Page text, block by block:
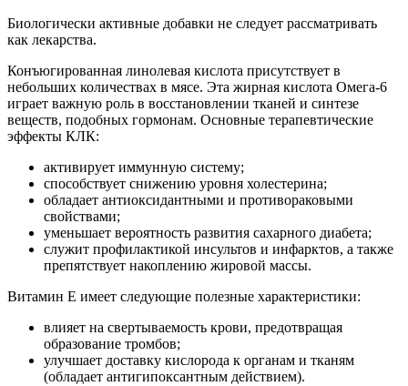
Биологически активные добавки не следует рассматривать
как лекарства.
Конъюгированная линолевая кислота присутствует в
небольших количествах в мясе. Эта жирная кислота Омега-6
играет важную роль в восстановлении тканей и синтезе
веществ, подобных гормонам. Основные терапевтические
эффекты КЛК:
активирует иммунную систему;
способствует снижению уровня холестерина;
обладает антиоксидантными и противораковыми
свойствами;
уменьшает вероятность развития сахарного диабета;
служит профилактикой инсультов и инфарктов, а также
препятствует накоплению жировой массы.
Витамин Е имеет следующие полезные характеристики:
влияет на свертываемость крови, предотвращая
образование тромбов;
улучшает доставку кислорода к органам и тканям
(обладает антигипоксантным действием).